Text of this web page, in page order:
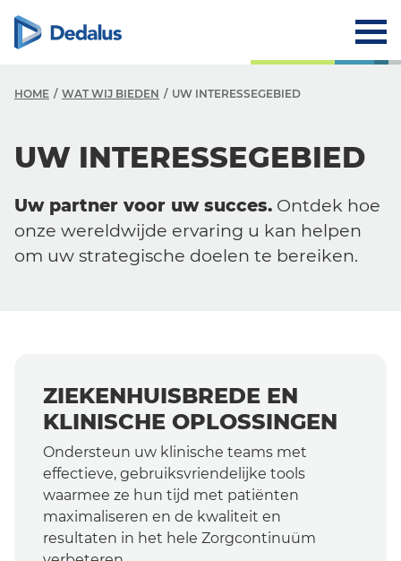
HOME WAT WIJ BIEDEN UW INTERESSEGEBIED
UW INTERESSEGEBIED
Uw partner voor uw succes. Ontdek hoe
onze wereldwijde ervaring u kan helpen
om uw strategische doelen te bereiken.
ZIEKENHUISBREDE EN
KLINISCHE OPLOSSINGEN
Ondersteun uw klinische teams met
effectieve, gebruiksvriendelijke tools
waarmee ze hun tijd met patiënten
maximaliseren en de kwaliteit en
resultaten in het hele Zorgcontinuüm